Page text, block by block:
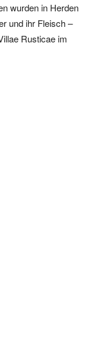
wurden in Herden
und ihr Fleisch –
Rusticae im